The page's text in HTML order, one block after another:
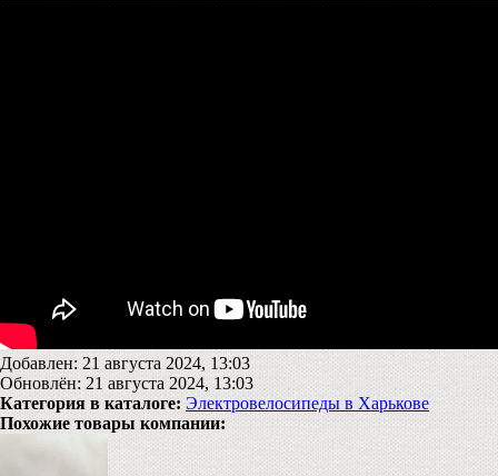
Добавлен: 21 августа 2024, 13:03
Обновлён: 21 августа 2024, 13:03
Категория в каталоге: Электровелосипеды в Харькове
Похожие товары компании: